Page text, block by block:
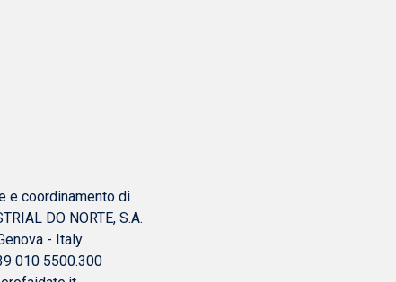
e coordinamento di
DO NORTE, S.A.
- Italy
010 5500.300